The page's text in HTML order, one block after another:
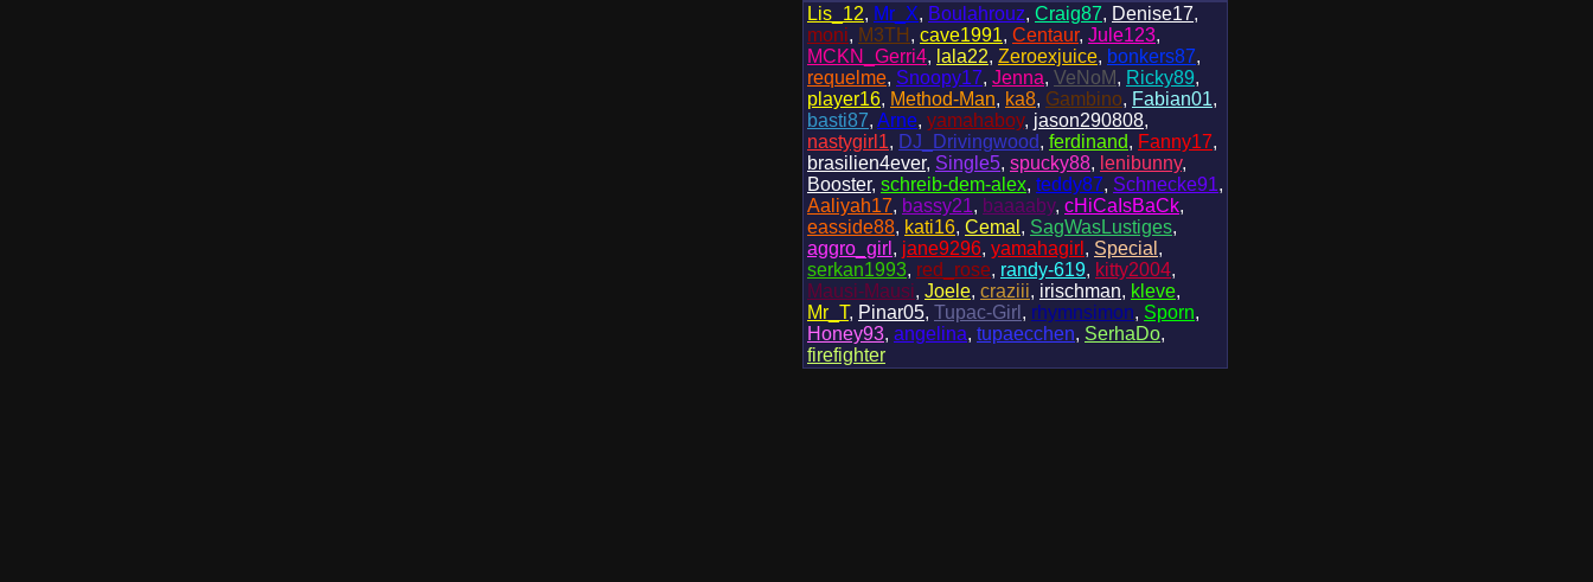
Lis_12, Mr_X, Boulahrouz, Craig87, Denise17,
moni, M3TH , cave1991, Centaur, Jule123,
MCKN_Gerri4, lala22, Zeroexjuice, bonkers87,
requelme, Snoopy17, Jenna, VeNoM, Ricky89,
player16, Method-Man, ka8, Gambino, Fabian01,
basti87, Arne, yamahaboy, jason290808,
nastygirl1, DJ_Drivingwood, ferdinand, Fanny17,
brasilien4ever, Single5, spucky88, lenibunny,
Booster, schreib-dem-alex, teddy87, Schnecke91,
Aaliyah17, bassy21, baaaaby, cHiCaIsBaCk,
easside88, kati16, Cemal , SagWasLustiges,
aggro_girl , jane9296, yamahagirl , Special ,
serkan1993, red_rose, randy-619, kitty2004,
Mausi-Mausi, Joele, craziii, irischman, kleve,
Mr_T, Pinar05, Tupac-Girl , rhymnsimon, Sporn,
Honey93, angelina, tupaecchen, SerhaDo,
firefighter